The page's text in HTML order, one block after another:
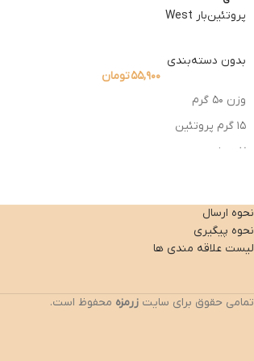
پروتئین‌بار West
بدون دسته‌بندی
۵۵,۹۰۰تومان
وزن ۵۰ گرم
۱۵ گرم پروتئین
۷ ویتامین
نحوه ارسال
نحوه پیگیری
لیست علاقه مندی ها
تمامی حقوق برای سایت زرمزه محفوظ است.